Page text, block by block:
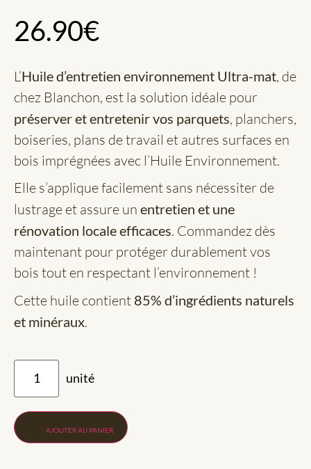
26.90€
L’Huile d’entretien environnement Ultra-mat, de
chez Blanchon, est la solution idéale pour
préserver et entretenir vos parquets, planchers,
boiseries, plans de travail et autres surfaces en
bois imprégnées avec l’Huile Environnement.
Elle s’applique facilement sans nécessiter de
lustrage et assure un entretien et une
rénovation locale efficaces. Commandez dès
maintenant pour protéger durablement vos
bois tout en respectant l’environnement !
Cette huile contient 85% d’ingrédients naturels
et minéraux.
AJOUTER AU PANIER